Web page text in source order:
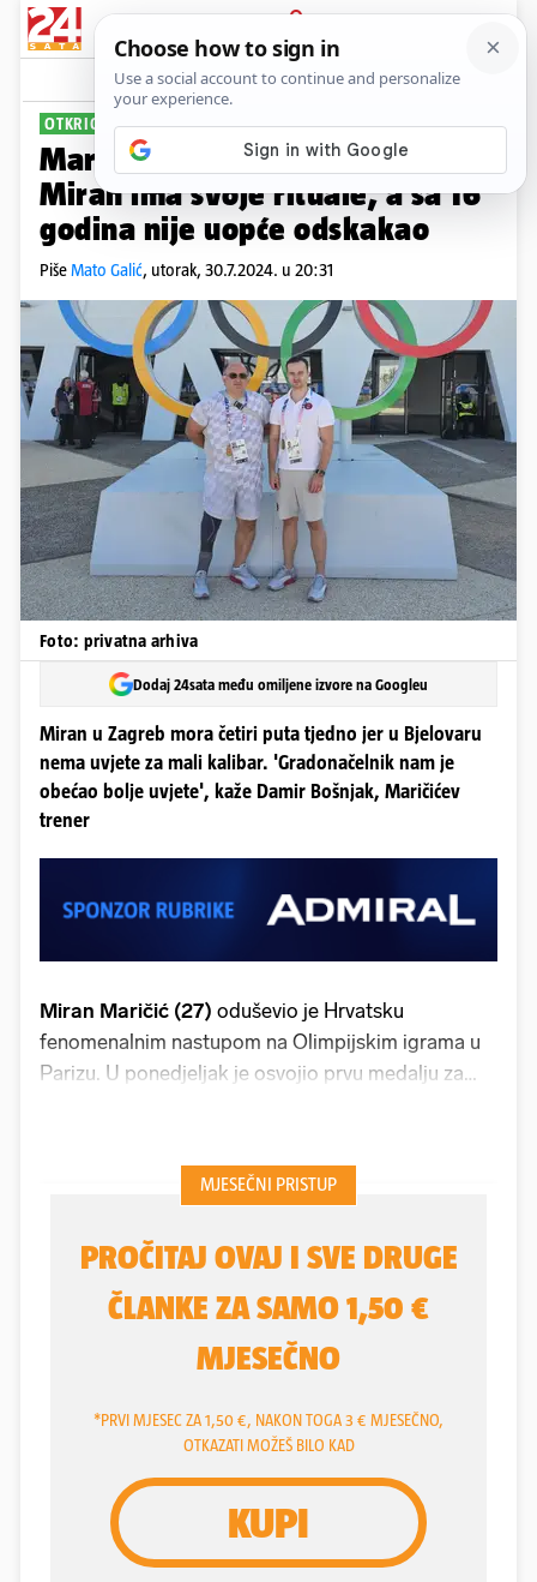
PRIJAVA
Sport Komentari
OTKRIO SVE O BRONČANOM OLIMPIJCU PLUS+
Maričićev trener za 24sata:
Miran ima svoje rituale, a sa 16
godina nije uopće odskakao
PišeMato Galić, utorak, 30.7.2024. u 20:31
Foto: privatna arhiva
Dodaj 24sata među omiljene izvore na Googleu
Miran u Zagreb mora četiri puta tjedno jer u Bjelovaru
nema uvjete za mali kalibar. 'Gradonačelnik nam je
obećao bolje uvjete', kaže Damir Bošnjak, Maričićev
trener
Miran Maričić (27) oduševio je Hrvatsku
fenomenalnim nastupom na Olimpijskim igrama u
Parizu. U ponedjeljak je osvojio prvu medalju za
Miranova uspjeha bio i njegov trener Damir